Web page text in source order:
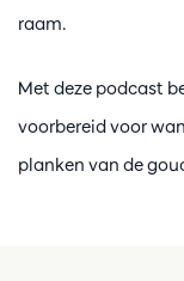
raam.
Met deze podcast
voorbereid voor
planken van de